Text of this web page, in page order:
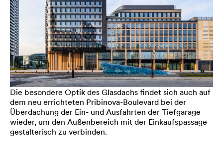
Die besondere Optik des Glasdachs findet sich auch auf
dem neu errichteten Pribinova-Boulevard bei der
Überdachung der Ein- und Ausfahrten der Tiefgarage
wieder, um den Außenbereich mit der Einkaufspassage
gestalterisch zu verbinden.